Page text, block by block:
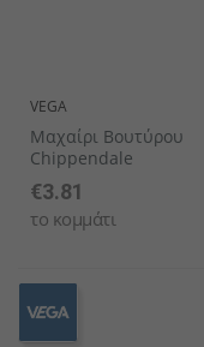
VEGA
Μαχαίρι Βουτύρου
Chippendale
€3.81
το κομμάτι